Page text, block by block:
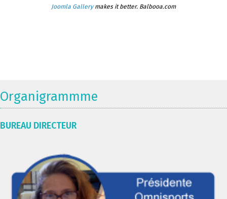
Joomla Gallerymakes it better. Balbooa.com
Organigrammme
BUREAU DIRECTEUR